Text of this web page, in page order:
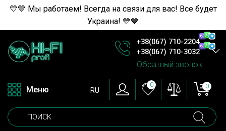
💛💙 Мы работаем! Всегда на связи для вас! Все будет
Украина! 💛💙
+38(067) 710-2204
+38(067) 710-3032
Обратный звонок
Меню RU
0 0